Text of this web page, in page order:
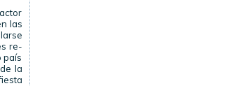
las
re-
país
la